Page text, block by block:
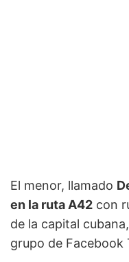
El menor, llamado
en la ruta A42 con
de la capital
grupo de Facebook